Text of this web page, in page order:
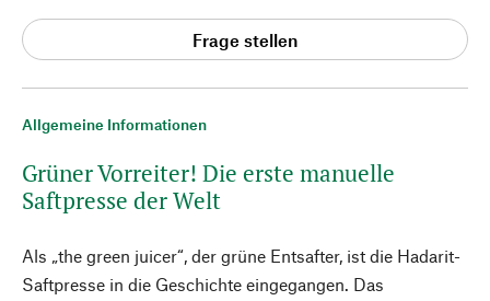
Allgemeine Informationen
Grüner Vorreiter! Die erste manuelle
Saftpresse der Welt
Als „the green juicer“, der grüne Entsafter, ist die Hadarit-
Saftpresse in die Geschichte eingegangen. Das
Frage stellen